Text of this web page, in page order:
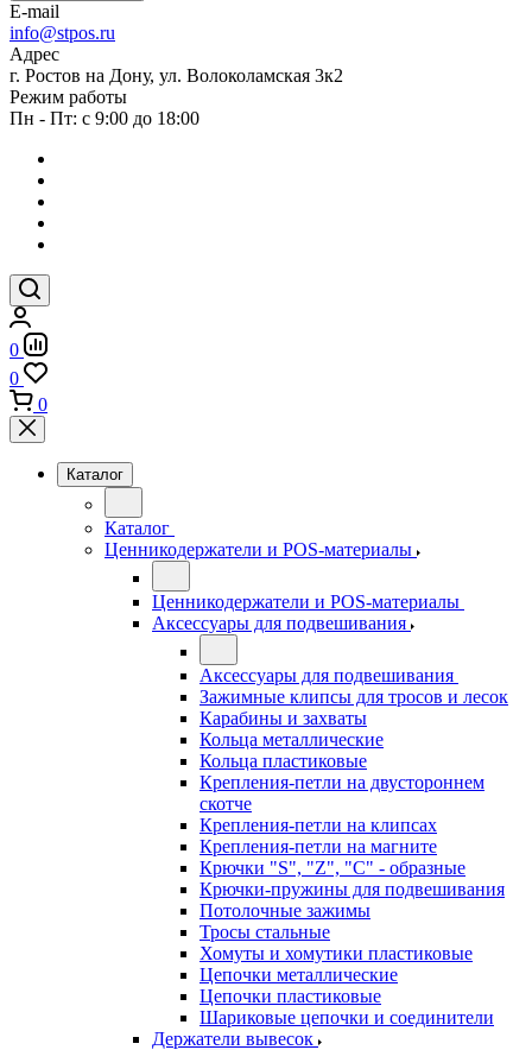
E-mail
info@stpos.ru
Адрес
г. Ростов на Дону, ул. Волоколамская 3к2
Режим работы
Пн - Пт: с 9:00 до 18:00
0
0
0
Каталог
Каталог
Ценникодержатели и POS-материалы
Ценникодержатели и POS-материалы
Аксессуары для подвешивания
Аксессуары для подвешивания
Зажимные клипсы для тросов и лесок
Карабины и захваты
Кольца металлические
Кольца пластиковые
Крепления-петли на двустороннем
скотче
Крепления-петли на клипсах
Крепления-петли на магните
Крючки "S", "Z", "C" - образные
Крючки-пружины для подвешивания
Потолочные зажимы
Тросы стальные
Хомуты и хомутики пластиковые
Цепочки металлические
Цепочки пластиковые
Шариковые цепочки и соединители
Держатели вывесок